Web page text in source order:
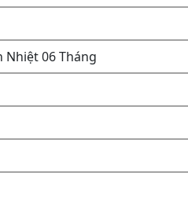
Nhiệt 06 Tháng